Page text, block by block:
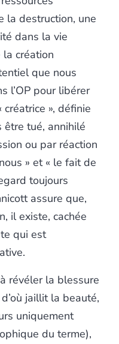
la destruction, une
dans la vie
la création
que nous
l’OP pour libérer
», définie
être tué, annihilé
ou par réaction
» et « le fait de
toujours
assure que,
il existe, cachée
qui est
révéler la blessure
jaillit la beauté,
uniquement
du terme),